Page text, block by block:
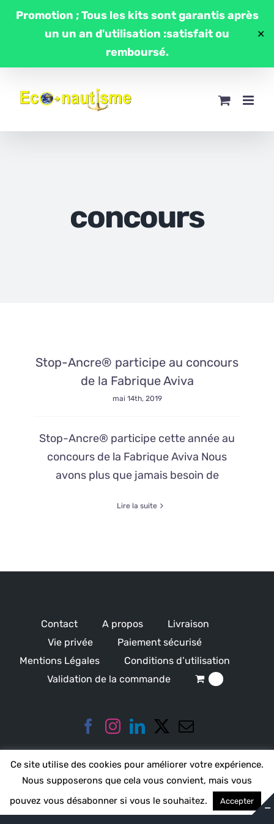
PasserPromotion ; Tous les kits sont garantis après
un un an d'utilisation :satisfait ou
remboursé.
✕
concours
Stop-Ancre® participe au concours
de la Fabrique Aviva
mai 14th, 2019
Stop-Ancre® participe cette année au
concours de la Fabrique Aviva Nous
avons plus que jamais besoin de
Lire la suite
Contact A propos
Livraison
Vie privée
Paiement sécurisé
Mentions Légales
Conditions d’utilisation
Validation de la commande
Ce site utilise des cookies pour améliorer votre expérience.
Nous supposerons que cela vous convient, mais vous
pouvez vous désabonner si vous le souhaitez.
Accepter